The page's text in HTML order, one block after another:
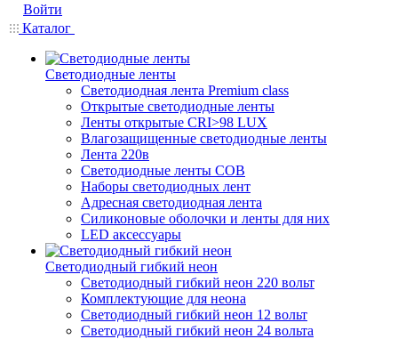
Войти
Каталог
Светодиодные ленты
Светодиодная лента Premium class
Открытые светодиодные ленты
Ленты открытые CRI>98 LUX
Влагозащищенные светодиодные ленты
Лента 220в
Светодиодные ленты COB
Наборы светодиодных лент
Адресная светодиодная лента
Силиконовые оболочки и ленты для них
LED аксессуары
Светодиодный гибкий неон
Светодиодный гибкий неон 220 вольт
Комплектующие для неона
Светодиодный гибкий неон 12 вольт
Светодиодный гибкий неон 24 вольта